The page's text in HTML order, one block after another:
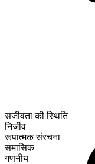
सजीवता की स्थिति
निर्जीव
रूपात्मक संरचना
समासिक
गणनीय